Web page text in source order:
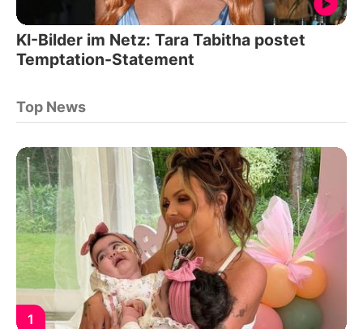
KI-Bilder im Netz: Tara Tabitha postet
Temptation-Statement
Top News
1